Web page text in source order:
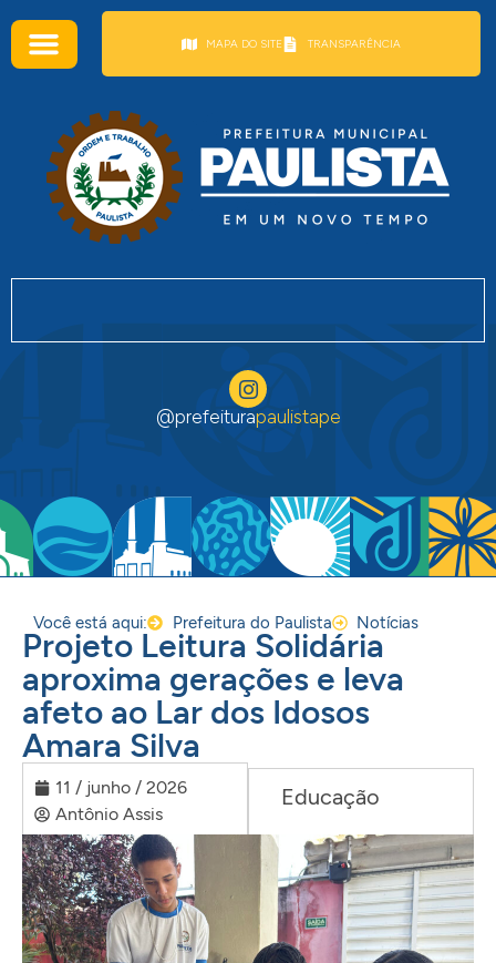
MAPA DO SITE TRANSPARÊNCIA
@prefeiturapaulistape
Você está aqui: Prefeitura do Paulista Notícias
Projeto Leitura Solidária
aproxima gerações e leva
afeto ao Lar dos Idosos
Amara Silva
11 / junho / 2026
Antônio Assis
Educação